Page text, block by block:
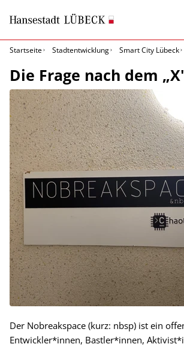
Startseite
Stadtentwicklung Smart City Lübeck
Die Frage nach dem
Der Nobreakspace (kurz: nbsp) ist ein
Entwickler*innen, Bastler*innen,